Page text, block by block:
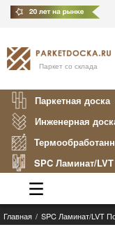
Паркет со склада
Паркетная доска
Инженерная
SPC Ламинат/
Каталог
Главная SPC Ламинат/LVT